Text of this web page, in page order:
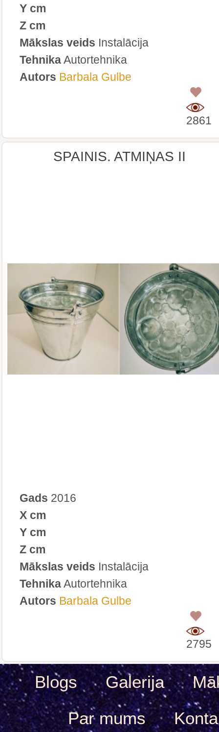
Y cm
Z cm
Mākslas veids Instalācija
TehnikaAutortehnika
Autors Barbala Gulbe
2861
SPAINIS. ATMIŅAS II
Gads 2016
X cm
Y cm
Z cm
Mākslas veids Instalācija
TehnikaAutortehnika
Autors Barbala Gulbe
2795
Blogs Galerija
Par mums